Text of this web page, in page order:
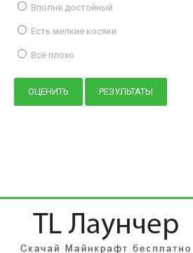
Вполне достойный
Есть мелкие косяки
Всё плохо